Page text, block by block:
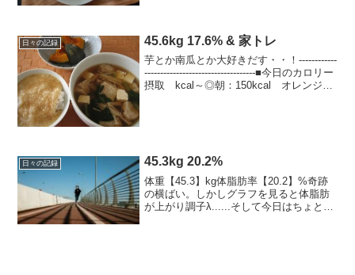
日々の記録 45.6kg 17.6% & 家トレ
芋とか南瓜とか大好きだす・・！------------
-----------------------------------■今日のカロリー
摂取 kcal～◎朝：150kcal オレンジ、
日々の記録 45.3kg 20.2%
体重【45.3】kg体脂肪率【20.2】%奇跡
の横ばい。しかしグラフを見ると体脂肪
が上がり調子λ......そして今日はちょと落